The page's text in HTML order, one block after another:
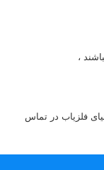
،
فلزیاب در تماس